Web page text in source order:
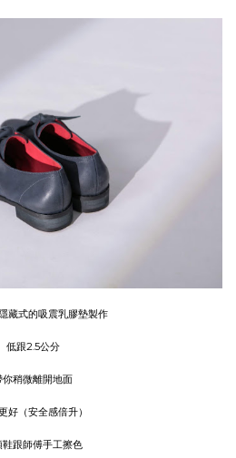
藏式的吸震乳膠墊製作
低跟2.5公分
你稍微離開地面
好（安全感倍升）
鞋跟師傅手工擦色